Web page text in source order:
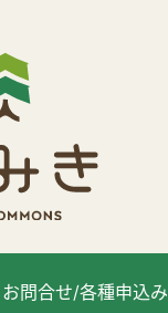
お問合せ/各種申込み